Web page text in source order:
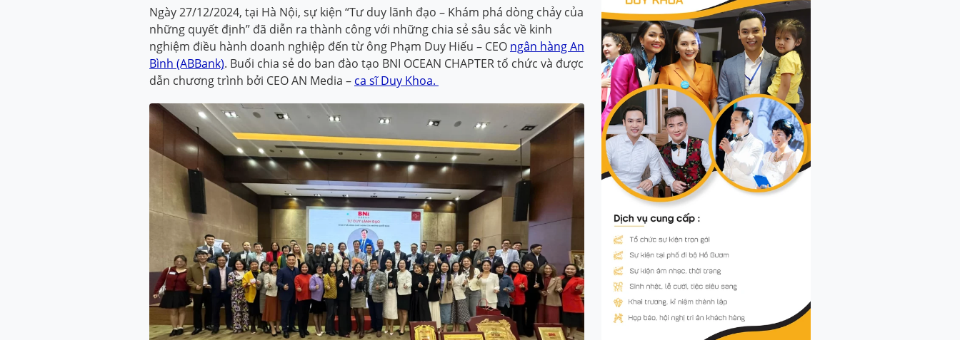
Ngày 27/12/2024, tại Hà Nội, sự kiện “Tư duy lãnh đạo – Khám phá dòng chảy của
những quyết định” đã diễn ra thành công với những chia sẻ sâu sắc về kinh
nghiệm điều hành doanh nghiệp đến từ ông Phạm Duy Hiếu – CEO ngân hàng An
Bình (ABBank). Buổi chia sẻ do ban đào tạo BNI OCEAN CHAPTER tổ chức và được
dẫn chương trình bởi CEO AN Media – ca sĩ Duy Khoa.